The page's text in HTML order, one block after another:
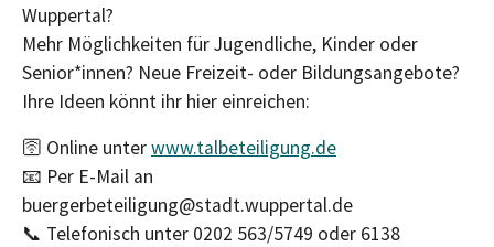
Wuppertal?
Mehr Möglichkeiten für Jugendliche, Kinder oder
Senior*innen? Neue Freizeit- oder Bildungsangebote?
Ihre Ideen könnt ihr hier einreichen:
🛜 Online unterwww.talbeteiligung.de
📧 Per E-Mail an
buergerbeteiligung@stadt.wuppertal.de
📞 Telefonisch unter 0202 563/5749 oder 6138